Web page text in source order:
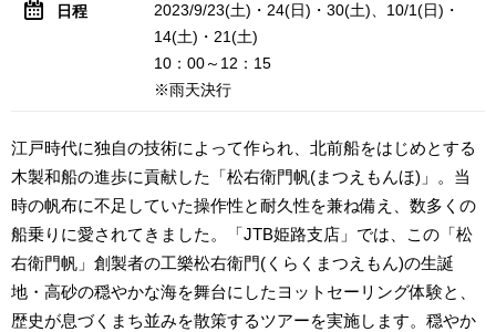
日程
2023/9/23(土)・24(日)・30(土)、10/1(日)・
14(土)・21(土)
10：00～12：15
※雨天決行
江戸時代に独自の技術によって作られ、北前船をはじめとする
木製和船の進歩に貢献した「松右衛門帆(まつえもんほ)」。当
時の帆布に不足していた操作性と耐久性を兼ね備え、数多くの
船乗りに愛されてきました。「JTB姫路支店」では、この「松
右衛門帆」創製者の工樂松右衛門(くらくまつえもん)の生誕
地・高砂の穏やかな海を舞台にしたヨットセーリング体験と、
歴史が息づくまち並みを散策するツアーを実施します。穏やか